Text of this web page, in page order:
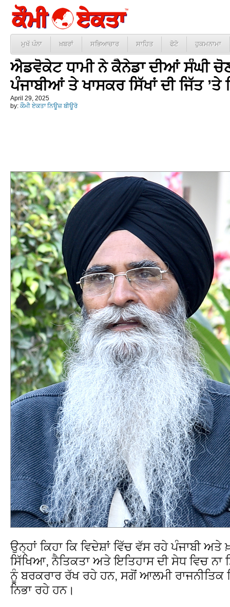
ਮੁਖੱ ਪੰਨਾ ਖ਼ਬਰਾਂ ਸਭਿਆਚਾਰ ਸਾਹਿਤ ਫੋਟੋ ਹੁਕਮਨਾਮਾ
ਐਡਵੋਕੇਟ ਧਾਮੀ ਨੇ ਕੈਨੇਡਾ ਦੀਆਂ ਸੰਘੀ
ਪੰਜਾਬੀਆਂ ਤੇ ਖਾਸਕਰ ਸਿੱਖਾਂ ਦੀ ਜਿੱਤ ’ਤੇ
April 29, 2025
by: ਕੌਮੀ ਏਕਤਾ ਨਿਊਜ਼ ਬੀਊਰੋ
ਉਨ੍ਹਾਂ ਕਿਹਾ ਕਿ ਵਿਦੇਸ਼ਾਂ ਵਿੱਚ ਵੱਸ ਰਹੇ ਪੰਜਾਬੀ
ਸਿੱਖਿਆ, ਨੈਤਿਕਤਾ ਅਤੇ ਇਤਿਹਾਸ ਦੀ ਸੇਧ ਵਿਚ
ਨੂੰ ਬਰਕਰਾਰ ਰੱਖ ਰਹੇ ਹਨ, ਸਗੋਂ ਆਲਮੀ ਰਾਜਨੀਤਿਕ
ਨਿਭਾ ਰਹੇ ਹਨ।